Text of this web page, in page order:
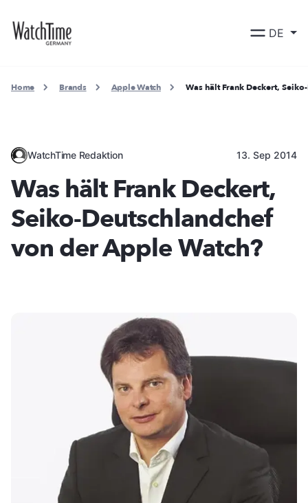
DE
Home Brands Apple Watch Was hält Frank Deckert,
WatchTime Redaktion 13. Sep 2014
Was hält Frank Deckert,
Seiko-Deutschlandchef
von der Apple Watch?